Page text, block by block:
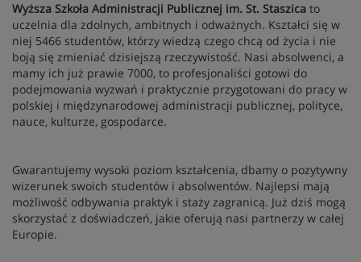
Wyższa Szkoła Administracji Publicznej im. St. Staszica to
uczelnia dla zdolnych, ambitnych i odważnych. Kształci się w
niej 5466 studentów, którzy wiedzą czego chcą od życia i nie
boją się zmieniać dzisiejszą rzeczywistość. Nasi absolwenci, a
mamy ich już prawie 7000, to profesjonaliści gotowi do
podejmowania wyzwań i praktycznie przygotowani do pracy w
polskiej i międzynarodowej administracji publicznej, polityce,
nauce, kulturze, gospodarce.
Gwarantujemy wysoki poziom kształcenia, dbamy o pozytywny
wizerunek swoich studentów i absolwentów. Najlepsi mają
możliwość odbywania praktyk i staży zagranicą. Już dziś mogą
skorzystać z doświadczeń, jakie oferują nasi partnerzy w całej
Europie.